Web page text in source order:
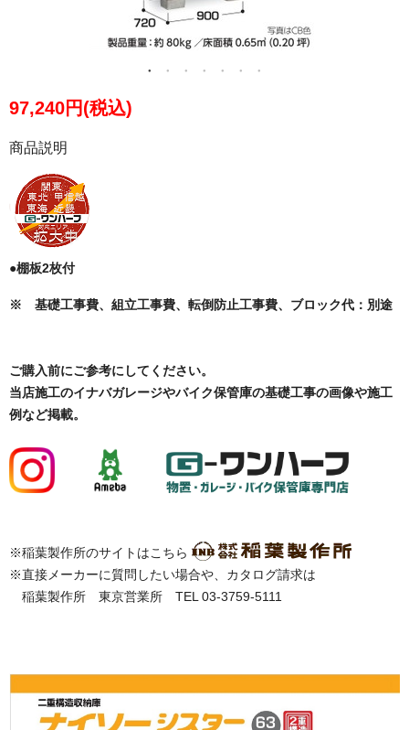
97,240円(税込)
商品説明
●棚板2枚付
※ 基礎工事費、組立工事費、転倒防止工事費、ブロック代：別途
ご購入前にご参考にしてください。
当店施工のイナバガレージやバイク保管庫の基礎工事の画像や施工
例など掲載。
※稲葉製作所のサイトはこちら
※直接メーカーに質問したい場合や、カタログ請求は
稲葉製作所 東京営業所 TEL 03-3759-5111